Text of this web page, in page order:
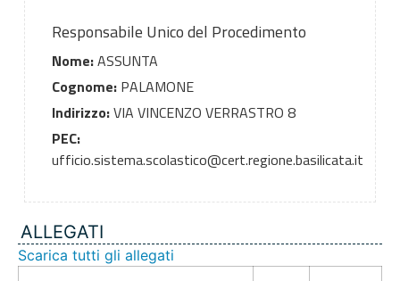
Responsabile Unico del Procedimento
Nome:ASSUNTA
Cognome:PALAMONE
Indirizzo:VIA VINCENZO VERRASTRO 8
PEC:
ufficio.sistema.scolastico@cert.regione.basilicata.it
ALLEGATI
Scarica tutti gli allegati